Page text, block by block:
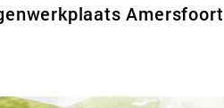
Amersfoort